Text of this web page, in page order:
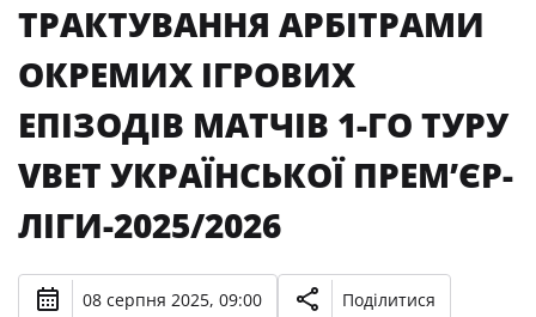
ТРАКТУВАННЯ АРБІТРАМИ
ОКРЕМИХ ІГРОВИХ
ЕПІЗОДІВ МАТЧІВ 1-ГО ТУРУ
VBET УКРАЇНСЬКОЇ ПРЕМʼЄР-
ЛІГИ-2025/2026
08 серпня 2025, 09:00 Поділитися